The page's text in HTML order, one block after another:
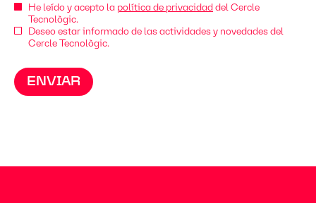
He leído y acepto la política de privacidad del Cercle
Tecnològic.
Deseo estar informado de las actividades y novedades del
Cercle Tecnològic.
ENVIAR